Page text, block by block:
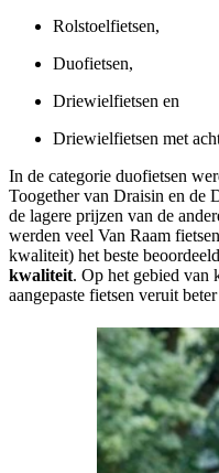
Rolstoelfietsen,
Duofietsen,
Driewielfietsen en
Driewielfietsen met
In de categorie duofietsen
Toogether van Draisin en de
de lagere prijzen van de
werden veel Van Raam
kwaliteit) het beste
kwaliteit. Op het gebied van
aangepaste fietsen veruit